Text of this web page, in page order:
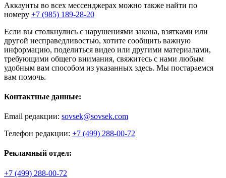
Аккаунты во всех мессенджерах можно также найти по
номеру +7 (985) 189-28-20
Если вы столкнулись с нарушениями закона, взятками или
другой несправедливостью, хотите сообщить важную
информацию, поделиться видео или другими материалами,
требующими общего внимания, свяжитесь с нами любым
удобным вам способом из указанных здесь. Мы постараемся
вам помочь.
Контактные данные:
Email редакции: sovsek@sovsek.com
Телефон редакции: +7 (499) 288-00-72
Рекламный отдел:
+7 (499) 288-00-72